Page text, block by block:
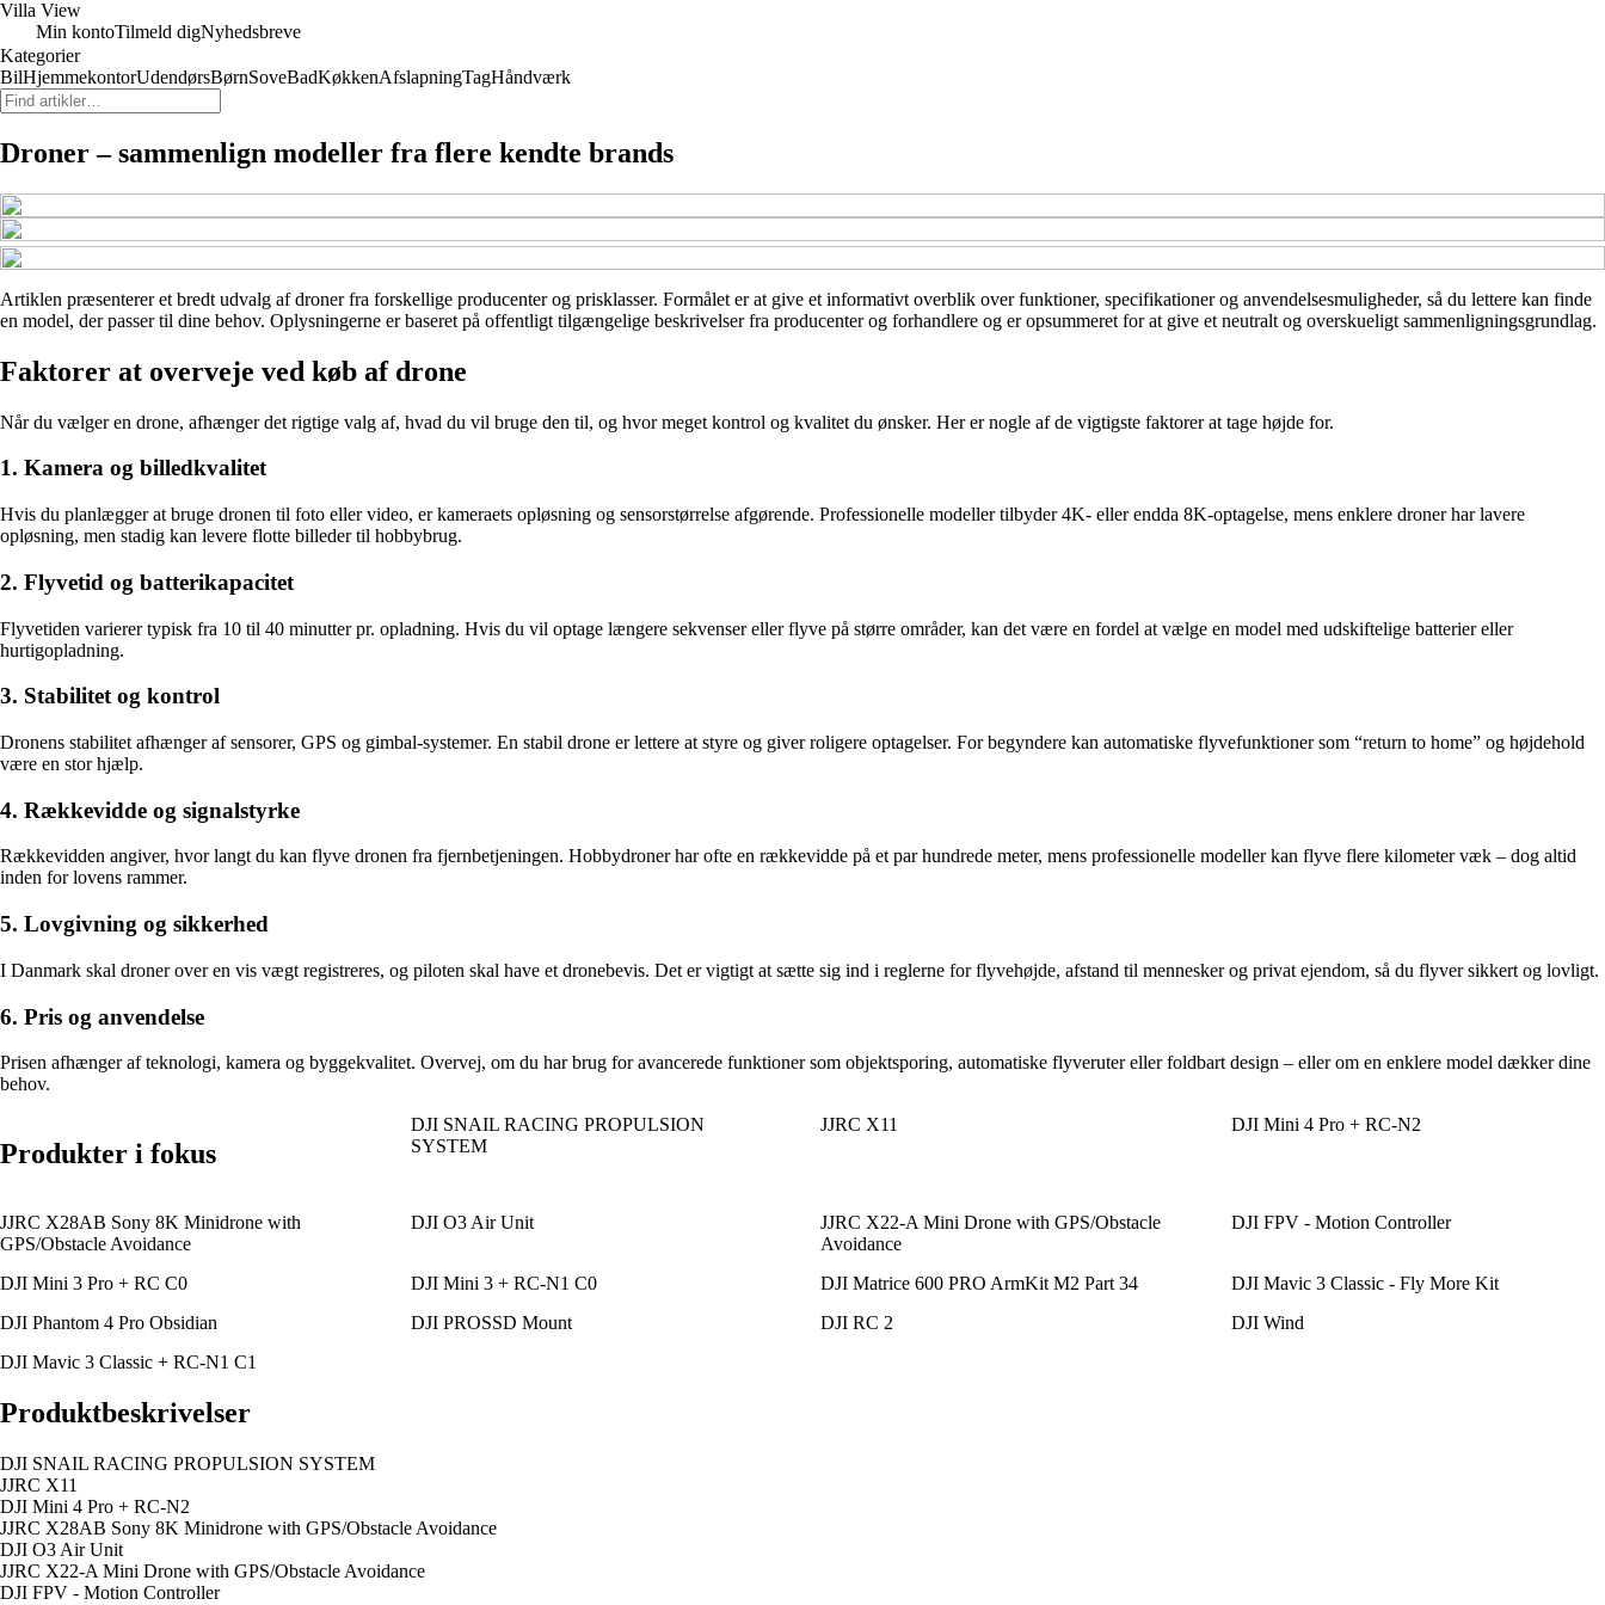
Villa View
Min kontoTilmeld digNyhedsbreve
Kategorier
BilHjemmekontorUdendørsBørnSoveBadKøkkenAfslapningTagHåndværk
Droner – sammenlign modeller fra flere kendte brands
Artiklen præsenterer et bredt udvalg af droner fra forskellige producenter og prisklasser. Formålet er at give et informativt overblik over funktioner, specifikationer og anvendelsesmuligheder, så du lettere kan finde
en model, der passer til dine behov. Oplysningerne er baseret på offentligt tilgængelige beskrivelser fra producenter og forhandlere og er opsummeret for at give et neutralt og overskueligt sammenligningsgrundlag.
Faktorer at overveje ved køb af drone
Når du vælger en drone, afhænger det rigtige valg af, hvad du vil bruge den til, og hvor meget kontrol og kvalitet du ønsker. Her er nogle af de vigtigste faktorer at tage højde for.
1. Kamera og billedkvalitet
Hvis du planlægger at bruge dronen til foto eller video, er kameraets opløsning og sensorstørrelse afgørende. Professionelle modeller tilbyder 4K- eller endda 8K-optagelse, mens enklere droner har lavere
opløsning, men stadig kan levere flotte billeder til hobbybrug.
2. Flyvetid og batterikapacitet
Flyvetiden varierer typisk fra 10 til 40 minutter pr. opladning. Hvis du vil optage længere sekvenser eller flyve på større områder, kan det være en fordel at vælge en model med udskiftelige batterier eller
hurtigopladning.
3. Stabilitet og kontrol
Dronens stabilitet afhænger af sensorer, GPS og gimbal-systemer. En stabil drone er lettere at styre og giver roligere optagelser. For begyndere kan automatiske flyvefunktioner som “return to home” og højdehold
være en stor hjælp.
4. Rækkevidde og signalstyrke
Rækkevidden angiver, hvor langt du kan flyve dronen fra fjernbetjeningen. Hobbydroner har ofte en rækkevidde på et par hundrede meter, mens professionelle modeller kan flyve flere kilometer væk – dog altid
inden for lovens rammer.
5. Lovgivning og sikkerhed
I Danmark skal droner over en vis vægt registreres, og piloten skal have et dronebevis. Det er vigtigt at sætte sig ind i reglerne for flyvehøjde, afstand til mennesker og privat ejendom, så du flyver sikkert og lovligt.
6. Pris og anvendelse
Prisen afhænger af teknologi, kamera og byggekvalitet. Overvej, om du har brug for avancerede funktioner som objektsporing, automatiske flyveruter eller foldbart design – eller om en enklere model dækker dine
behov.
Produkter i fokus
DJI SNAIL RACING PROPULSION
SYSTEM
JJRC X11 DJI Mini 4 Pro + RC-N2
JJRC X28AB Sony 8K Minidrone with
GPS/Obstacle Avoidance
DJI O3 Air Unit
JJRC X22-A Mini Drone with GPS/Obstacle
Avoidance
DJI FPV - Motion Controller
DJI Mini 3 Pro + RC C0 DJI Mini 3 + RC-N1 C0 DJI Matrice 600 PRO ArmKit M2 Part 34
DJI Mavic 3 Classic - Fly More Kit
DJI Phantom 4 Pro Obsidian
DJI PROSSD Mount DJI RC 2
DJI Wind
DJI Mavic 3 Classic + RC-N1 C1
Produktbeskrivelser
DJI SNAIL RACING PROPULSION SYSTEM
JJRC X11
DJI Mini 4 Pro + RC-N2
JJRC X28AB Sony 8K Minidrone with GPS/Obstacle Avoidance
DJI O3 Air Unit
JJRC X22-A Mini Drone with GPS/Obstacle Avoidance
DJI FPV - Motion Controller